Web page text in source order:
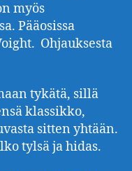
myös
Pääosissa
Ohjauksesta
tykätä, sillä
klassikko,
sitten yhtään.
tylsä ja hidas.